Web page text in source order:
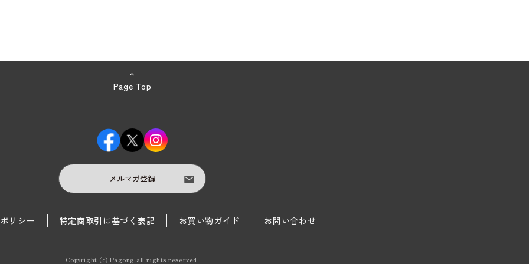
Page Top
メルマガ登録
リシー 特定商取引に基づく表記 お買い物ガイド お問い合わせ
Copyright (c) Pagong all rights reserved.